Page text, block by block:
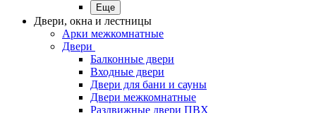
Еще
Двери, окна и лестницы
Арки межкомнатные
Двери
Балконные двери
Входные двери
Двери для бани и сауны
Двери межкомнатные
Раздвижные двери ПВХ